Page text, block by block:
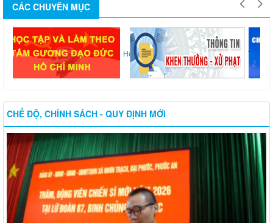
CÁC CHUYÊN MỤC
Học... Thi...
CHẾ ĐỘ, CHÍNH SÁCH - QUY ĐỊNH MỚI